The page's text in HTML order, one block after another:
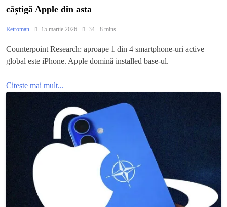
câștigă Apple din asta
Retroman 15 martie 2026 34 8 mins
Counterpoint Research: aproape 1 din 4 smartphone-uri active
global este iPhone. Apple domină installed base-ul.
Citește mai mult...